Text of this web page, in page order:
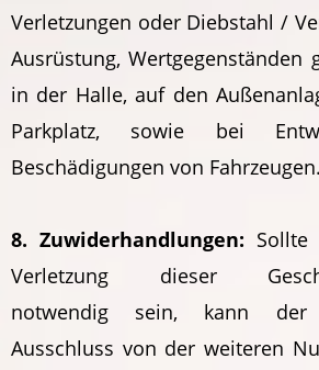
Verletzungen oder Diebstahl /
Ausrüstung, Wertgegenständen
in der Halle, auf den
Parkplatz, sowie bei
Beschädigungen von Fahrzeugen.
8. Zuwiderhandlungen:
Verletzung dieser
notwendig sein, kann der
Ausschluss von der weiteren